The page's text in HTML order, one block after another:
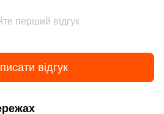
перший відгук
відгук